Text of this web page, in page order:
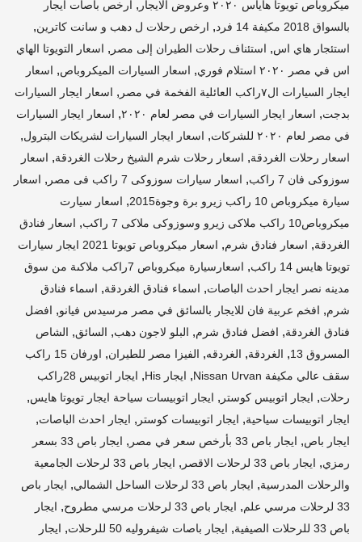
ميكروباص تويوتا هاياس ٢٠٢٠ وعروض الايجار , ارخص باصات ايجار
بالسواق 2018 مكيفة 14 فرد
, ارخص رحلات ل دهب و سانت كاترين,
استئجار هاي اس, استئناف رحلات الطيران إلى مصر , اسعار التويوتا الهاي
اس في مصر ٢٠٢٠ استلام فوري
, اسعار السيارات الميكروباص, اسعار
ايجار السيارات ال٧راكب العائلية الفخمة في مصر
, اسعار ايجار السيارات
بدجت, اسعار ايجار السيارات في مصر لعام ٢٠٢٠ , اسعار ايجار السيارات
في مصر لعام ٢٠٢٠ للشركات
, اسعار ايجار السيارات لشريكات البترول,
اسعار رحلات الغردقة, اسعار رحلات شرم الشيخ رحلات الغردقة, اسعار
سوزوكى فان 7 راكب
, اسعار سيارات سوزوكى 7 راكب فى مصر , اسعار
سيارة ميكروباص 10 راكب زيرو برة وجوة2015
, اسعار سيارت
ميكروباص10 راكب ملاكى زيرو وسوزوكى ملاكى 7 راكب
, اسعار فنادق
الغردقة, اسعار فنادق شرم,
اسعار ميكروباص تويوتا 2021 ايجار سيارات
تويوتا هايس 14 راكب
,
اسعارسيارة ميكروباص 7راكب ملاكىة من سوق
مدينه نصر ايجار احدث الباصات, اسماء فنادق الغردقة, اسماء فنادق
شرم, افخم عربية فان للايجار بالسائق في مصر مرسيدس فيانو, افضل
فنادق الغردقة, افضل فنادق شرم, البلو لاجون دهب, السائق, الشاص
المسروق 13
, الغردقة, الغردقه, الفيزا مصر للطيران,
اورفان 15 راكب
سقف عالي مكيفة Nissan Urvan
, ايجار His ,
ايجار اتوبيس 28راكب
رحلات, ايجار اتوبيس كوستر , ايجار اتوبيسات سياحة ايجار تويوتا هايس,
ايجار اتوبيسات سياحية, ايجار اتوبيسات كوستر , ايجار احدث الباصات,
ايجار باص, ايجار باص 33 بأرخص سعر في مصر ,
ايجار باص 33 بسعر
رمزي, ايجار باص 33 لرحلات الاقصر ,
ايجار باص 33 لرحلات الجامعية
والرحلات المدرسية, ايجار باص 33 لرحلات الساحل الشمالي , ايجار باص
33 لرحلات مرسي علم
, ايجار باص 33 لرحلات مرسي مطروح , ايجار
باص 33 للرحلات الصيفية
, ايجار باصات شيفروليه 50 للرحلات , ايجار